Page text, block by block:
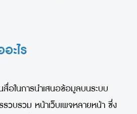
ะไร
การนำเสนอข้อมูลบนระบบ
บรวม หน้าเว็บเพจหลายหน้า ซึ่ง